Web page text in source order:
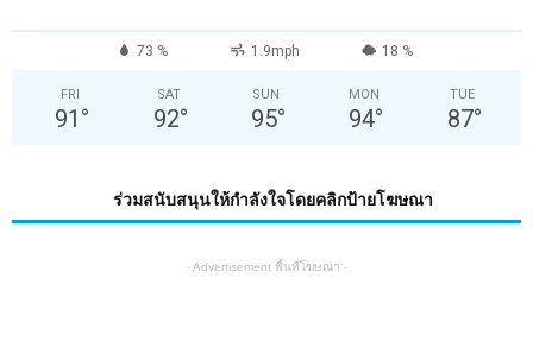
73 % 1.9mph 18 %
FRI
91 °
SAT
92°
SUN
95°
MON
94°
TUE
87°
ร่วมสนับสนุนให้กำลังใจโดยคลิกป้ายโฆษณา
- Advertisement พื้นที่โฆษณา -